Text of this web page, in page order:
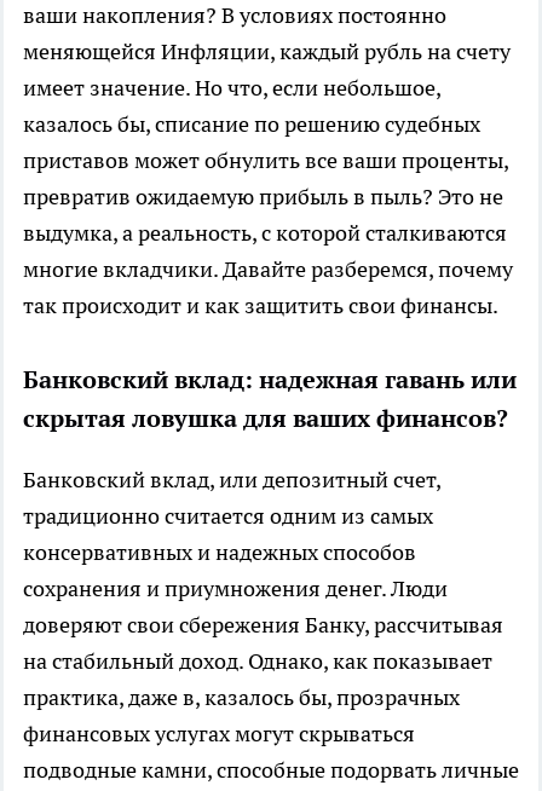
ваши накопления? В условиях постоянно
меняющейся Инфляции, каждый рубль на счету
имеет значение. Но что, если небольшое,
казалось бы, списание по решению судебных
приставов может обнулить все ваши проценты,
превратив ожидаемую прибыль в пыль? Это не
выдумка, а реальность, с которой сталкиваются
многие вкладчики. Давайте разберемся, почему
так происходит и как защитить свои финансы.
Банковский вклад: надежная гавань или
скрытая ловушка для ваших финансов?
Банковский вклад, или депозитный счет,
традиционно считается одним из самых
консервативных и надежных способов
сохранения и приумножения денег. Люди
доверяют свои сбережения Банку, рассчитывая
на стабильный доход. Однако, как показывает
практика, даже в, казалось бы, прозрачных
финансовых услугах могут скрываться
подводные камни, способные подорвать личные